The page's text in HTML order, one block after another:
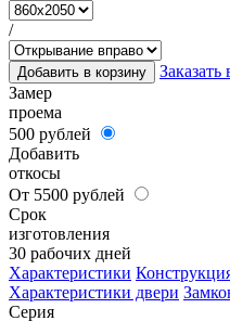
/
Добавить в корзину
Замер
проема
500 рублей
Добавить
откосы
От 5500 рублей
Срок
изготовления
30 рабочих дней
Характеристики
Характеристики двери
Серия